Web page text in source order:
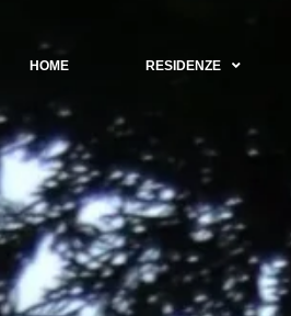
HOME RESIDENZE